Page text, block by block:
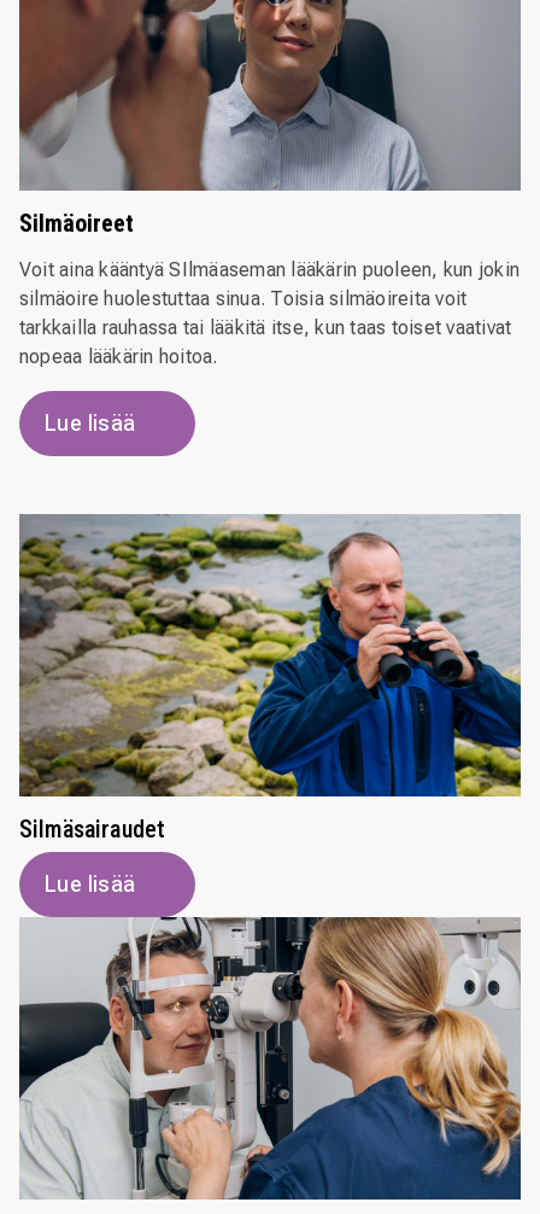
Silmäoireet
Voit aina kääntyä SIlmäaseman lääkärin puoleen, kun jokin
silmäoire huolestuttaa sinua. Toisia silmäoireita voit
tarkkailla rauhassa tai lääkitä itse, kun taas toiset vaativat
nopeaa lääkärin hoitoa.
Lue lisää
Silmäsairaudet
Lue lisää